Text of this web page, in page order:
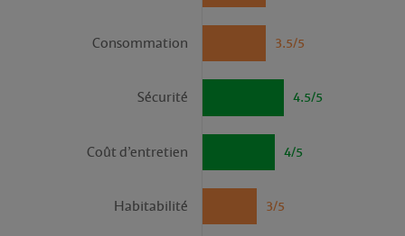
3.5/5
Consommation
4.5/5
Sécurité
4/5
Coût d’entretien
3/5
Habitabilité